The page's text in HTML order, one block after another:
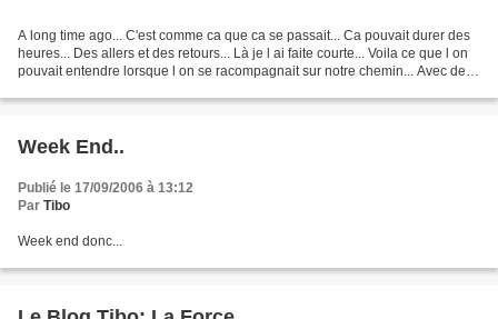
A long time ago... C'est comme ca que ca se passait... Ca pouvait durer des
heures... Des allers et des retours... Là je l ai faite courte... Voila ce que l on
pouvait entendre lorsque l on se racompagnait sur notre chemin... Avec de l
Week End..
Publié le 17/09/2006 à 13:12
Par Tibo
Week end donc...